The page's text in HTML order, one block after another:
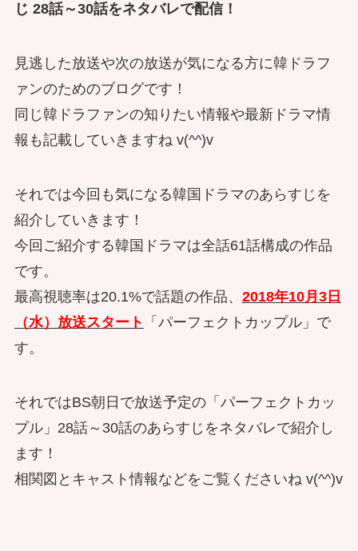
じ 28話～30話をネタバレで配信！
見逃した放送や次の放送が気になる方に韓ドラフ
ァンのためのブログです！
同じ韓ドラファンの知りたい情報や最新ドラマ情
報も記載していきますね v(^^)v
それでは今回も気になる韓国ドラマのあらすじを
紹介していきます！
今回ご紹介する韓国ドラマは全話61話構成の作品
です。
最高視聴率は20.1%で話題の作品、 2018年10月3日
（水）放送スタート
「パーフェクトカップル」で
す。
それではBS朝日で放送予定の「パーフェクトカッ
プル」28話～30話のあらすじをネタバレで紹介し
ます！
相関図とキャスト情報などをご覧くださいね v(^^)v